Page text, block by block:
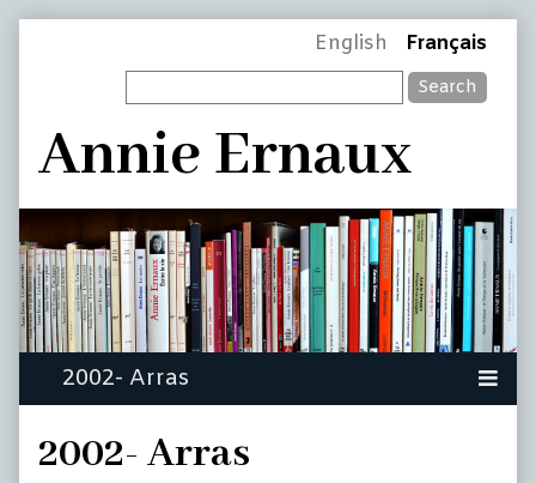
Header
English Français
Search
Annie Ernaux
2002- Arras